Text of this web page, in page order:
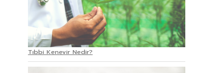
Tıbbi Kenevir Nedir?